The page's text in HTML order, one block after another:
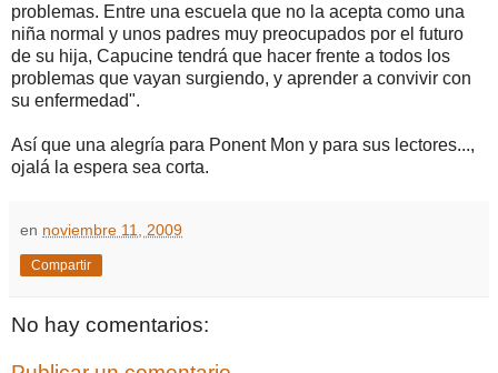
problemas. Entre una escuela que no la acepta como una
niña normal y unos padres muy preocupados por el futuro
de su hija, Capucine tendrá que hacer frente a todos los
problemas que vayan surgiendo, y aprender a convivir con
su enfermedad".
Así que una alegría para Ponent Mon y para sus lectores...,
ojalá la espera sea corta.
en noviembre 11, 2009
Compartir
No hay comentarios: